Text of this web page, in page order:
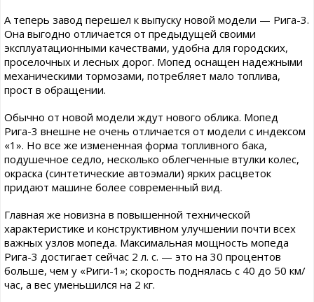
А теперь завод перешел к выпуску новой модели — Рига-3.
Она выгодно отличается от предыдущей своими
эксплуатационными качествами, удобна для городских,
проселочных и лесных дорог. Мопед оснащен надежными
механическими тормозами, потребляет мало топлива,
прост в обращении.
Обычно от новой модели ждут нового облика. Мопед
Рига-3 внешне не очень отличается от модели с индексом
«1». Но все же измененная форма топливного бака,
подушечное седло, несколько облегченные втулки колес,
окраска (синтетические автоэмали) ярких расцветок
придают машине более современный вид.
Главная же новизна в повышенной технической
характеристике и конструктивном улучшении почти всех
важных узлов мопеда. Максимальная мощность мопеда
Рига-3 достигает сейчас 2 л. с. — это на 30 процентов
больше, чем у «Риги-1»; скорость поднялась с 40 до 50 км/
час, а вес уменьшился на 2 кг.